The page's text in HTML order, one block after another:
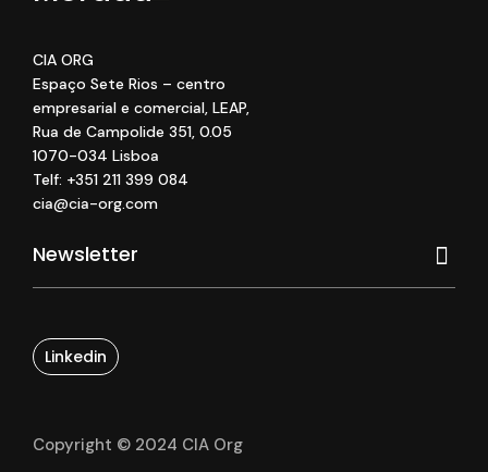
CIA ORG
Espaço Sete Rios – centro
empresarial e comercial, LEAP,
Rua de Campolide 351, 0.05
1070-034 Lisboa
Telf: +351 211 399 084
cia@cia-org.com
Linkedin
Copyright © 2024 CIA Org